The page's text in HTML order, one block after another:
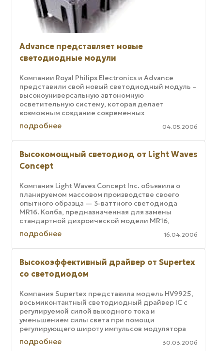
Advance представляет новые
светодиодные модули
Компании Royal Philips Electronics и Advance
представили свой новый светодиодный модуль –
высокоуниверсальную автономную
осветительную систему, которая делает
возможным создание современных
осветительных конфигураций на базе
светодиодов. ...
подробнее 04.05.2006
Высокомощный светодиод от Light Waves
Concept
Компания Light Waves Concept Inc. объявила о
планируемом массовом производстве своего
опытного образца — 3-ваттного светодиода
MR16. Колба, предназначенная для замены
стандартной дихроической модели MR16,
характеризуется как первый светоизлучающий ...
подробнее 16.04.2006
Высокоэффективный драйвер от Supertex
со светодиодом
Компания Supertex представила модель HV9925,
восьмиконтактный светодиодный драйвер IC с
регулируемой силой выходного тока и
уменьшением силы света при помощи
регулирующего широту импульсов модулятора
PWM. Модель IC является оптимальной для
работы с ...
подробнее 30.03.2006